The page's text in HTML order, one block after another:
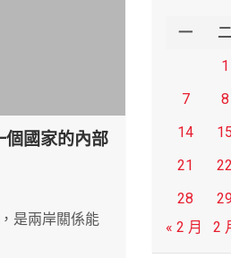
個國家的內部
是兩岸關係能
一 二
1
7
8
14
15
21
22
28
« 2 月
2